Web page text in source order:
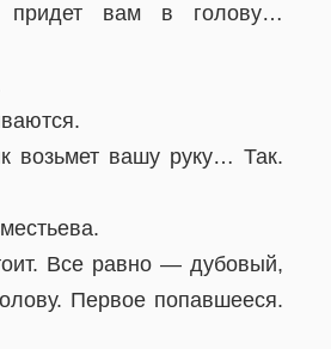
придет вам в голову…
возьмет вашу руку… Так.
Все равно — дубовый,
Первое попавшееся.